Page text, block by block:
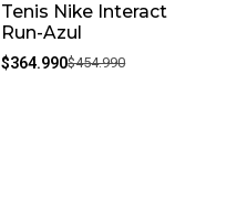
-20%
Tenis Nike Interact
Run-Azul
$364.990$454.990